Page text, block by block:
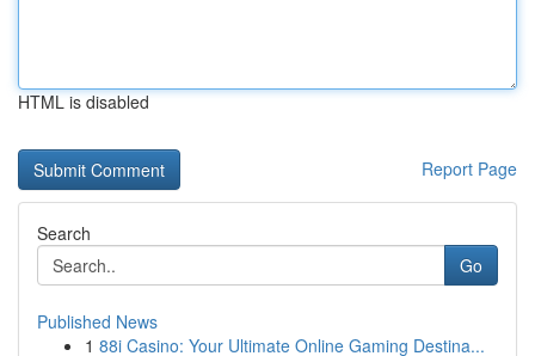
HTML is disabled
Report Page
Search
Go
Published News
1 88i Casino: Your Ultimate Online Gaming Destina...